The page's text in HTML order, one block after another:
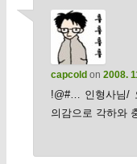
capcold on 2008.
!@#… 인형사님/
의감으로 각하와